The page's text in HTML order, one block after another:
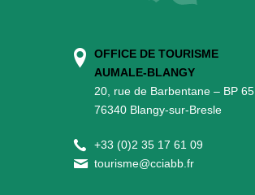
OFFICE DE TOURISME
AUMALE-BLANGY
20, rue de Barbentane – BP 65
76340 Blangy-sur-Bresle
+33 (0)2 35 17 61 09
tourisme@cciabb.fr